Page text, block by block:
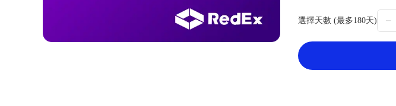
選擇天數 (最多180天) −